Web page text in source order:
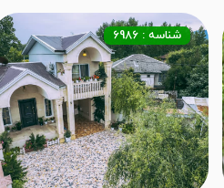
شناسه : 6986